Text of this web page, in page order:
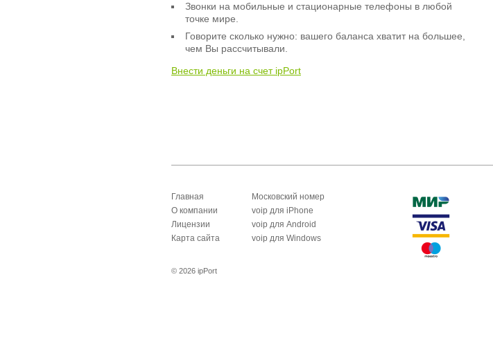
Звонки на мобильные и стационарные телефоны в любой
точке мире.
Говорите сколько нужно: вашего баланса хватит на большее,
чем Вы рассчитывали.
Внести деньги на счет ipPort
Главная
О компании
Лицензии
Карта сайта
Московский номер
voip для iPhone
voip для Android
voip для Windows
© 2026 ipPort